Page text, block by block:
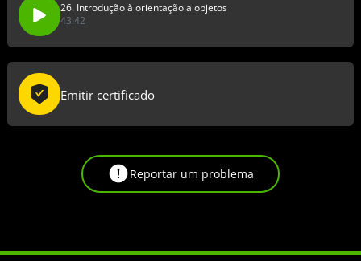
26. Introdução à orientação a objetos
43:42
Emitir certificado
Reportar um problema